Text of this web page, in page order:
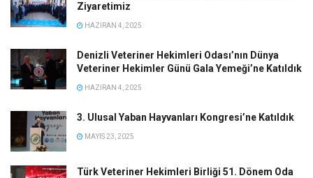
Ziyaretimiz
HAZIRAN 4, 2025
Denizli Veteriner Hekimleri Odası’nın Dünya
Veteriner Hekimler Günü Gala Yemeği’ne Katıldık
HAZIRAN 4, 2025
3. Ulusal Yaban Hayvanları Kongresi’ne Katıldık
MAYIS 23, 2025
Türk Veteriner Hekimleri Birliği 51. Dönem Oda